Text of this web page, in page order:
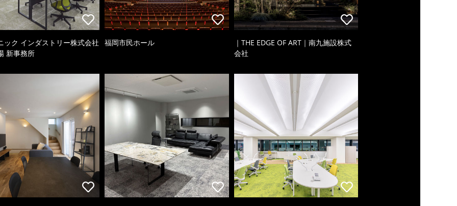
ック インダストリー株式会社
新事務所
福岡市民ホール
｜THE EDGE OF ART｜南九施設株式
会社